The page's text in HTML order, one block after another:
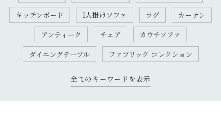
キッチンボード
1人掛けソファ ラグ
カーテン
アンティーク
チェア
カウチソファ
ダイニングテーブル
ファブリック コレクション
全てのキーワードを表示